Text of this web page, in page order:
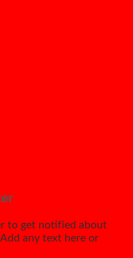
to get notified about
any text here or